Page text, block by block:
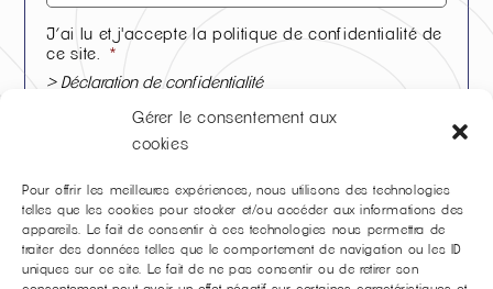
Gérer le consentement aux
cookies
Pour offrir les meilleures expériences, nous utilisons des technologies
telles que les cookies pour stocker et/ou accéder aux informations des
appareils. Le fait de consentir à ces technologies nous permettra de
traiter des données telles que le comportement de navigation ou les ID
uniques sur ce site. Le fait de ne pas consentir ou de retirer son
J’ai lu et j'accepte la politique de confidentialité de
ce site.
*
Accepter
> Déclaration de confidentialité